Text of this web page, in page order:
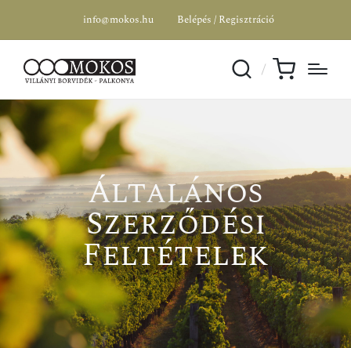
info@mokos.hu Belépés / Regisztráció
Általános
Szerződési
Feltételek